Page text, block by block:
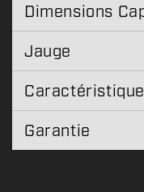
Dimensions
Jauge
Garantie